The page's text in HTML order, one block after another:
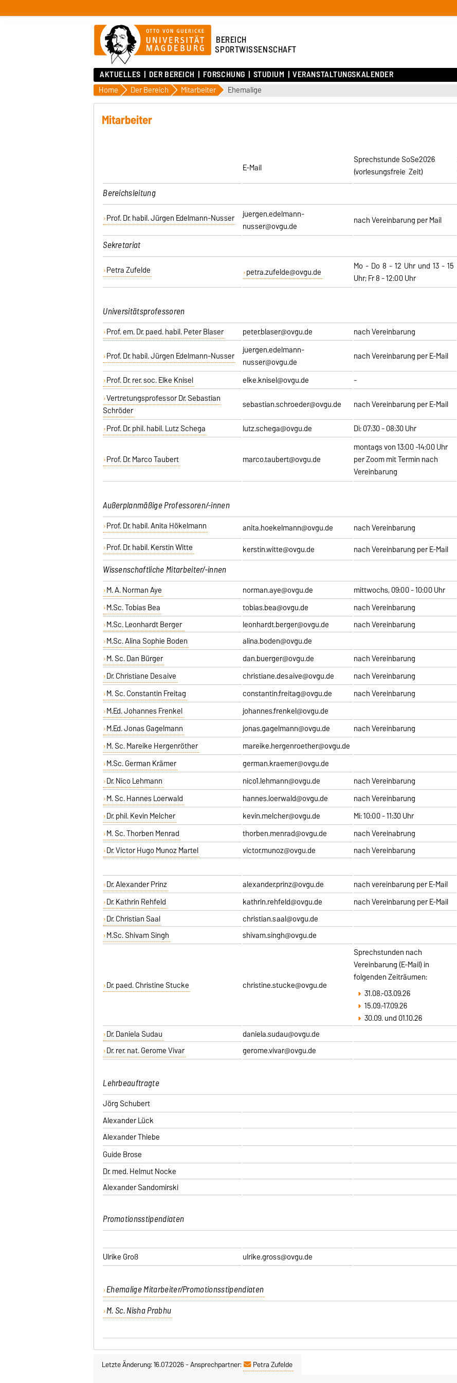
BEREICH
SPORTWISSENSCHAFT
AKTUELLES DER BEREICH FORSCHUNG STUDIUM VERANSTALTUNGSKALENDER
Home Der Bereich Mitarbeiter Ehemalige
Mitarbeiter
E-Mail
Sprechstunde SoSe2026
(vorlesungsfreie Zeit)
Bereichsleitung
Prof. Dr. habil. Jürgen Edelmann-Nusser
juergen.edelmann-
nusser@ovgu.de
nach Vereinbarung per Mail
Sekretariat
Petra Zufelde petra.zufelde@ovgu.de
Mo - Do 8 - 12 Uhr und 13 - 15
Uhr; Fr 8 - 12:00 Uhr
Universitätsprofessoren
Prof. em. Dr. paed. habil. Peter Blaser peter.blaser@ovgu.de nach Vereinbarung
Prof. Dr. habil. Jürgen Edelmann-Nusser
juergen.edelmann-
nusser@ovgu.de
nach Vereinbarung per E-Mail
Prof. Dr. rer. soc. Elke Knisel
elke.knisel@ovgu.de -
Vertretungsprofessor Dr. Sebastian
Schröder
sebastian.schroeder@ovgu.de nach Vereinbarung per E-Mail
Prof. Dr. phil. habil. Lutz Schega
lutz.schega@ovgu.de Di: 07:30 - 08:30 Uhr
Prof. Dr. Marco Taubert marco.taubert@ovgu.de
montags von 13:00 -14:00 Uhr
per Zoom mit Termin nach
Vereinbarung
Außerplanmäßige Professoren/-innen
Prof. Dr. habil. Anita Hökelmann anita.hoekelmann@ovgu.de nach Vereinbarung
Prof. Dr. habil. Kerstin Witte
kerstin.witte@ovgu.de nach Vereinbarung per E-Mail
Wissenschaftliche Mitarbeiter/-innen
M. A. Norman Aye norman.aye@ovgu.de mittwochs, 09:00 - 10:00 Uhr
M.Sc. Tobias Bea
tobias.bea@ovgu.de nach Vereinbarung
M.Sc. Leonhardt Berger
leonhardt.berger@ovgu.de nach Vereinbarung
M.Sc. Alina Sophie Boden
alina.boden@ovgu.de
M. Sc. Dan Bürger
dan.buerger@ovgu.de nach Vereinbarung
Dr. Christiane Desaive
christiane.desaive@ovgu.de nach Vereinbarung
M. Sc. Constantin Freitag
constantin.freitag@ovgu.de nach Vereinbarung
M.Ed. Johannes Frenkel
johannes.frenkel@ovgu.de
M.Ed. Jonas Gagelmann
jonas.gagelmann@ovgu.de nach Vereinbarung
M. Sc. Mareike Hergenröther
mareike.hergenroether@ovgu.de
M.Sc. German Krämer
german.kraemer@ovgu.de
Dr. Nico Lehmann
nico1.lehmann@ovgu.de nach Vereinbarung
M. Sc. Hannes Loerwald
hannes.loerwald@ovgu.de nach Vereinbarung
Dr. phil. Kevin Melcher
kevin.melcher@ovgu.de Mi: 10:00 - 11:30 Uhr
M. Sc. Thorben Menrad
thorben.menrad@ovgu.de nach Vereinabrung
Dr. Victor Hugo Munoz Martel
victor.munoz@ovgu.de nach Vereinbarung
Dr. Alexander Prinz alexander.prinz@ovgu.de nach vereinbarung per E-Mail
Dr. Kathrin Rehfeld
kathrin.rehfeld@ovgu.de nach Vereinbarung per E-Mail
Dr. Christian Saal
christian.saal@ovgu.de
M.Sc. Shivam Singh
shivam.singh@ovgu.de
Dr. paed. Christine Stucke christine.stucke@ovgu.de
Sprechstunden nach
Vereinbarung (E-Mail) in
folgenden Zeiträumen:
31.08.-03.09.26
15.09.-17.09.26
30.09. und 01.10.26
Dr. Daniela Sudau daniela.sudau@ovgu.de
Dr. rer. nat. Gerome Vivar
gerome.vivar@ovgu.de
Lehrbeauftragte
Jörg Schubert
Alexander Lück
Alexander Thiebe
Guide Brose
Dr. med. Helmut Nocke
Alexander Sandomirski
Promotionsstipendiaten
Ulrike Groß ulrike.gross@ovgu.de
Ehemalige Mitarbeiter/Promotionsstipendiaten
M. Sc. Nisha Prabhu
Letzte Änderung: 16.07.2026-Ansprechpartner: Petra Zufelde